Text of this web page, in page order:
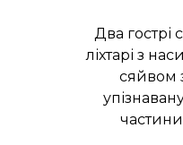
Два гострі
ліхтарі з
сяйвом